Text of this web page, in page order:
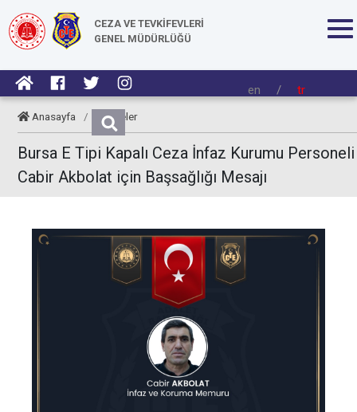
CEZA VE TEVKİFEVLERİ
GENEL MÜDÜRLÜĞÜ
en / tr
Anasayfa / Taziyeler
Bursa E Tipi Kapalı Ceza İnfaz Kurumu Personeli
Cabir Akbolat için Başsağlığı Mesajı